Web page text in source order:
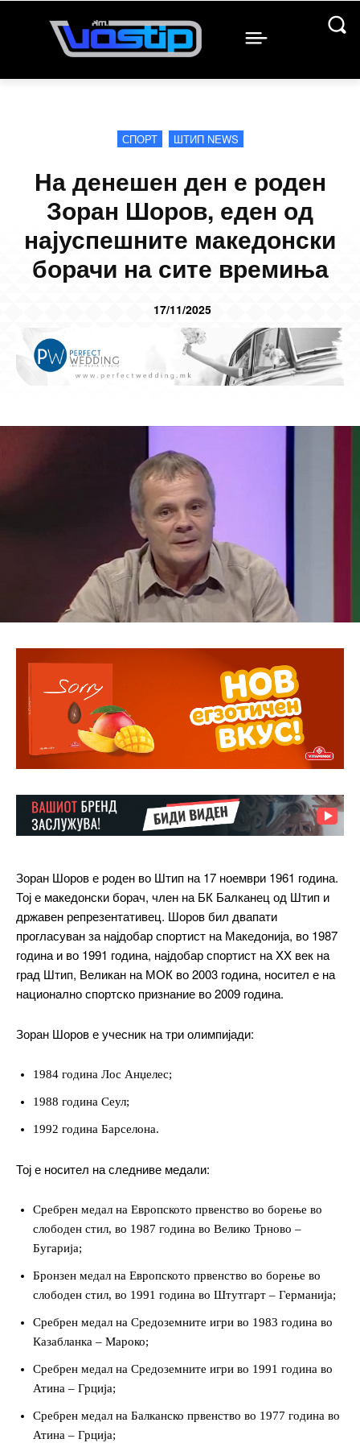
━ pricing plans
Free
бесплатно
СПОРТ ШТИП NEWS
На денешен ден е роден
Зоран Шоров, еден од
најуспешните македонски
борачи на сите времиња
17/11/2025
Зоран Шоров е роден во Штип на 17 ноември 1961 година.
Тој е македонски борач, член на БК Балканец од Штип и
државен репрезентативец. Шоров бил двапати
прогласуван за најдобар спортист на Македонија, во 1987
година и во 1991 година, најдобар спортист на XX век на
град Штип, Великан на МОК во 2003 година, носител е на
национално спортско признание во 2009 година.
Зоран Шоров е учесник на три олимпијади:
1984 година Лос Анџелес;
1988 година Сеул;
1992 година Барселона.
Тој е носител на следниве медали:
Сребрен медал на Европското првенство во борење во
слободен стил, во 1987 година во Велико Трново –
Бугарија;
Бронзен медал на Европското првенство во борење во
слободен стил, во 1991 година во Штутгарт – Германија;
Сребрен медал на Средоземните игри во 1983 година во
Казабланка – Мароко;
Сребрен медал на Средоземните игри во 1991 година во
Атина – Грција;
Сребрен медал на Балканско првенство во 1977 година во
Атина – Грција;